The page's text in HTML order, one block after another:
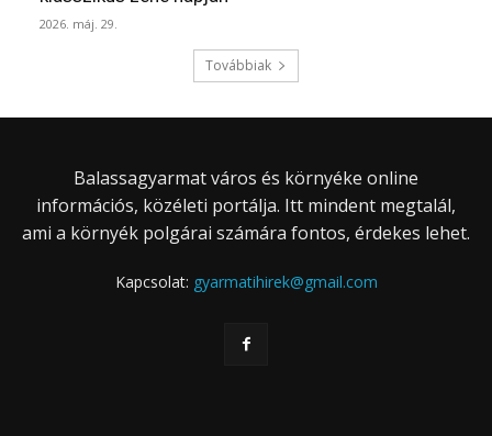
2026. máj. 29.
Továbbiak
Balassagyarmat város és környéke online
információs, közéleti portálja. Itt mindent megtalál,
ami a környék polgárai számára fontos, érdekes lehet.
Kapcsolat: gyarmatihirek@gmail.com